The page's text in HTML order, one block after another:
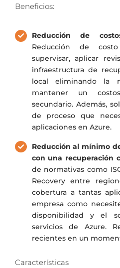
Beneficios:
Reducción de
Reducción de
supervisar, aplicar
infraestructura de
local eliminando la
mantener un
secundario. Además,
de proceso que
aplicaciones en Azure.
Reducción al mínimo
con una recuperación
de normativas como
Recovery entre
cobertura a tantas
empresa como
disponibilidad y el
servicios de Azure.
recientes en un
Características